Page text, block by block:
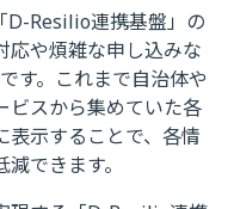
D-Resilio連携基盤」の
応や煩雑な申し込みな
す。これまで自治体や
ビスから集めていた各
表示することで、各情
できます。